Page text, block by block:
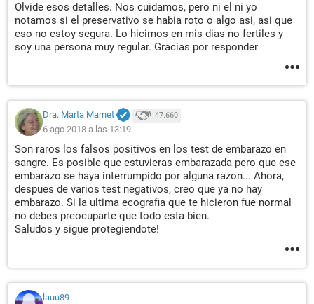
Olvide esos detalles. Nos cuidamos, pero ni el ni yo
notamos si el preservativo se habia roto o algo asi, asi que
eso no estoy segura. Lo hicimos en mis dias no fertiles y
soy una persona muy regular. Gracias por responder
Dra. Marta Marnet 47.660
6 ago 2018 a las 13:19
Son raros los falsos positivos en los test de embarazo en
sangre. Es posible que estuvieras embarazada pero que ese
embarazo se haya interrumpido por alguna razon... Ahora,
despues de varios test negativos, creo que ya no hay
embarazo. Si la ultima ecografia que te hicieron fue normal
no debes preocuparte que todo esta bien.
Saludos y sigue protegiendote!
lauu89